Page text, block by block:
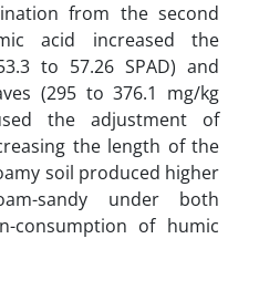
from the second
acid increased the
to 57.26 SPAD) and
(295 to 376.1 mg/kg
the adjustment of
the length of the
soil produced higher
sandy under both
consumption of humic